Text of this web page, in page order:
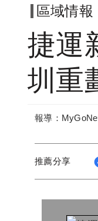
區域情報
捷運
圳重
報導：
推薦分享